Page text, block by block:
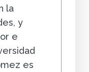
la
y
e
es